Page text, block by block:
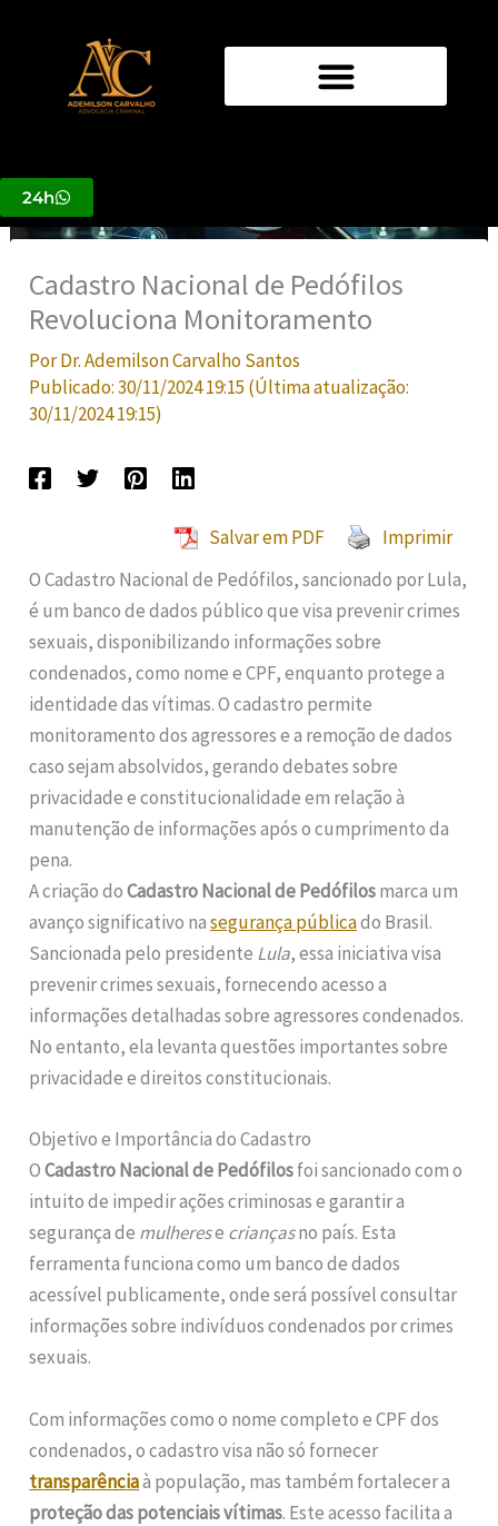
conteúdo
24h
Cadastro Nacional de Pedófilos
Revoluciona Monitoramento
PorDr. Ademilson Carvalho Santos
Publicado:30/11/2024 19:15 (Última atualização:
30/11/2024 19:15)
Salvar em PDF
Imprimir
O Cadastro Nacional de Pedófilos, sancionado por Lula,
é um banco de dados público que visa prevenir crimes
sexuais, disponibilizando informações sobre
condenados, como nome e CPF, enquanto protege a
identidade das vítimas. O cadastro permite
monitoramento dos agressores e a remoção de dados
caso sejam absolvidos, gerando debates sobre
privacidade e constitucionalidade em relação à
manutenção de informações após o cumprimento da
pena.
A criação doCadastro Nacional de Pedófilosmarca um
avanço significativo nasegurança públicado Brasil.
Sancionada pelo presidente Lula, essa iniciativa visa
prevenir crimes sexuais, fornecendo acesso a
informações detalhadas sobre agressores condenados.
No entanto, ela levanta questões importantes sobre
privacidade e direitos constitucionais.
Objetivo e Importância do Cadastro
OCadastro Nacional de Pedófilosfoi sancionado com o
intuito de impedir ações criminosas e garantir a
segurança de mulherese criançasno país. Esta
ferramenta funciona como um banco de dados
acessível publicamente, onde será possível consultar
informações sobre indivíduos condenados por crimes
sexuais.
Com informações como o nome completo e CPF dos
condenados, o cadastro visa não só fornecer
transparênciaà população, mas também fortalecer a
proteção das potenciais vítimas. Este acesso facilita a